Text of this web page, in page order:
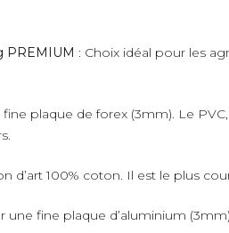
PREMIUM : Choix idéal pour les
plaque de forex (3mm). Le
d’art 100% coton. Il est le plus
fine plaque d’aluminium